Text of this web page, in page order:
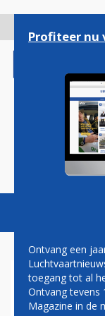
gaan
Magazine
Profiteer nu
Ontvang een
toegang tot al
Ontvang tevens
Magazine in de